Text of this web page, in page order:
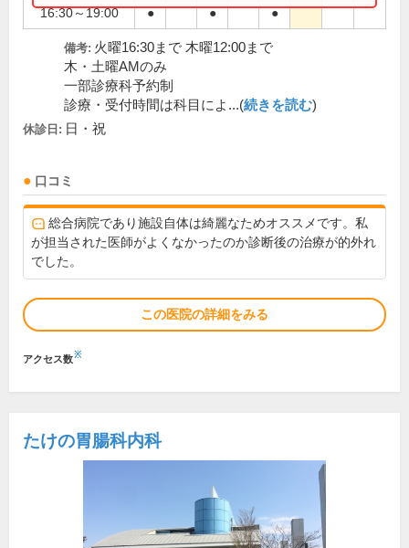
16:30～19:00 ● ● ●
備考: 火曜16:30まで 木曜12:00まで
木・土曜AMのみ
一部診療科予約制
診療・受付時間は科目によ...(続きを読む)
休診日: 日・祝
口コミ
総合病院であり施設自体は綺麗なためオススメです。私
が担当された医師がよくなかったのか診断後の治療が的外れ
でした。
この医院の詳細をみる
アクセス数※
たけの胃腸科内科